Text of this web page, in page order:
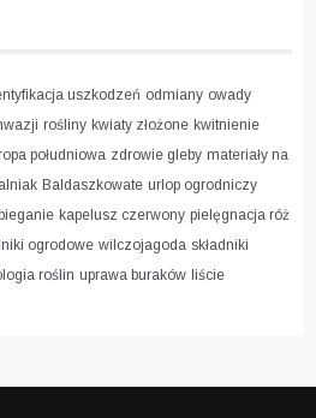
uszkodzeń odmiany owady
rośliny kwiaty złożone kwitnienie
południowa zdrowie gleby materiały na
Baldaszkowate urlop ogrodniczy
kapelusz czerwony pielęgnacja róż
ogrodowe wilczojagoda składniki
roślin uprawa buraków liście